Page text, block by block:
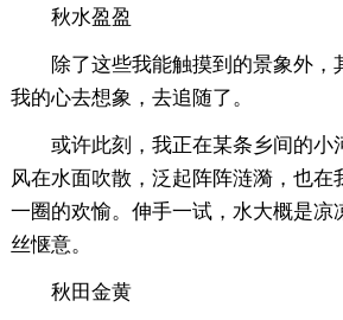
秋水盈盈
除了这些我能触摸到的景象外，
我的心去想象，去追随了。
或许此刻，我正在某条乡间的小
风在水面吹散，泛起阵阵涟漪，也在
一圈的欢愉。伸手一试，水大概是凉
丝惬意。
秋田金黄